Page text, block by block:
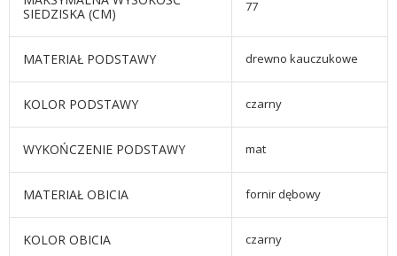
SIEDZISKA (CM)
77
MATERIAŁ PODSTAWY drewno kauczukowe
KOLOR PODSTAWY czarny
WYKOŃCZENIE PODSTAWY mat
MATERIAŁ OBICIA fornir dębowy
KOLOR OBICIA czarny